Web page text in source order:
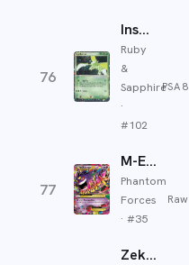
76
Insécateur ex
Ruby
&
Sapphire
·
#102
PSA 8
77
M-Ectoplasma EX
Phantom
Forces
· #35
Raw
Zekrom